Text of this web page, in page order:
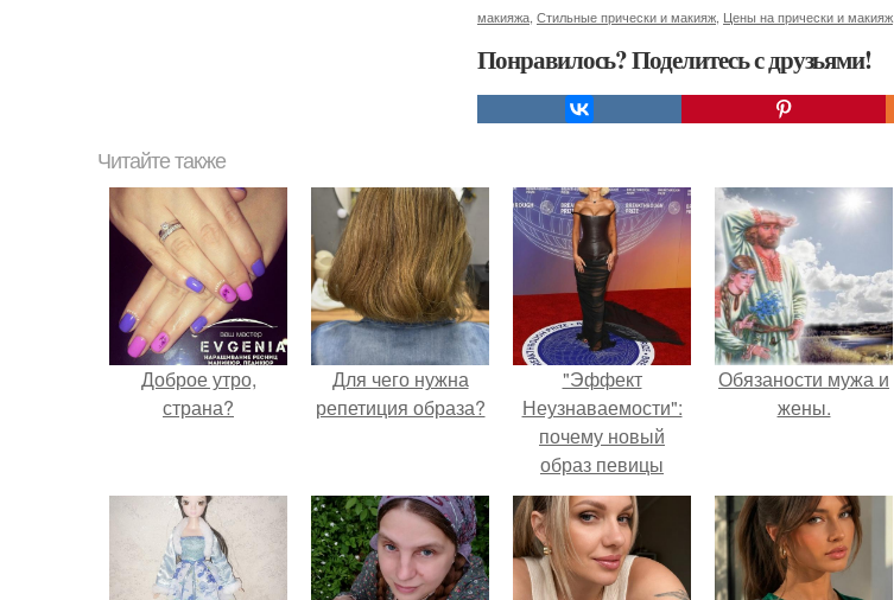
макияжа Стильные прически и макияж Цены на прически и макияж
Понравилось? Поделитесь с друзьями!
Читайте также
Доброе утро,
страна?
Для чего нужна
репетиция образа?
"Эффект
Неузнаваемости":
почему новый
образ певицы
вызвал споры о
гранях
возможного?
Обязаности мужа и
жены.